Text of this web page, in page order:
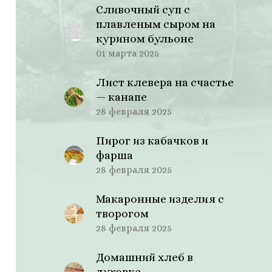
Сливочный суп с
плавленым сыром на
курином бульоне
01 марта 2025
Лист клевера на счастье
— канапе
28 февраля 2025
Пирог из кабачков и
фарша
28 февраля 2025
Макаронные изделия с
творогом
28 февраля 2025
Домашний хлеб в